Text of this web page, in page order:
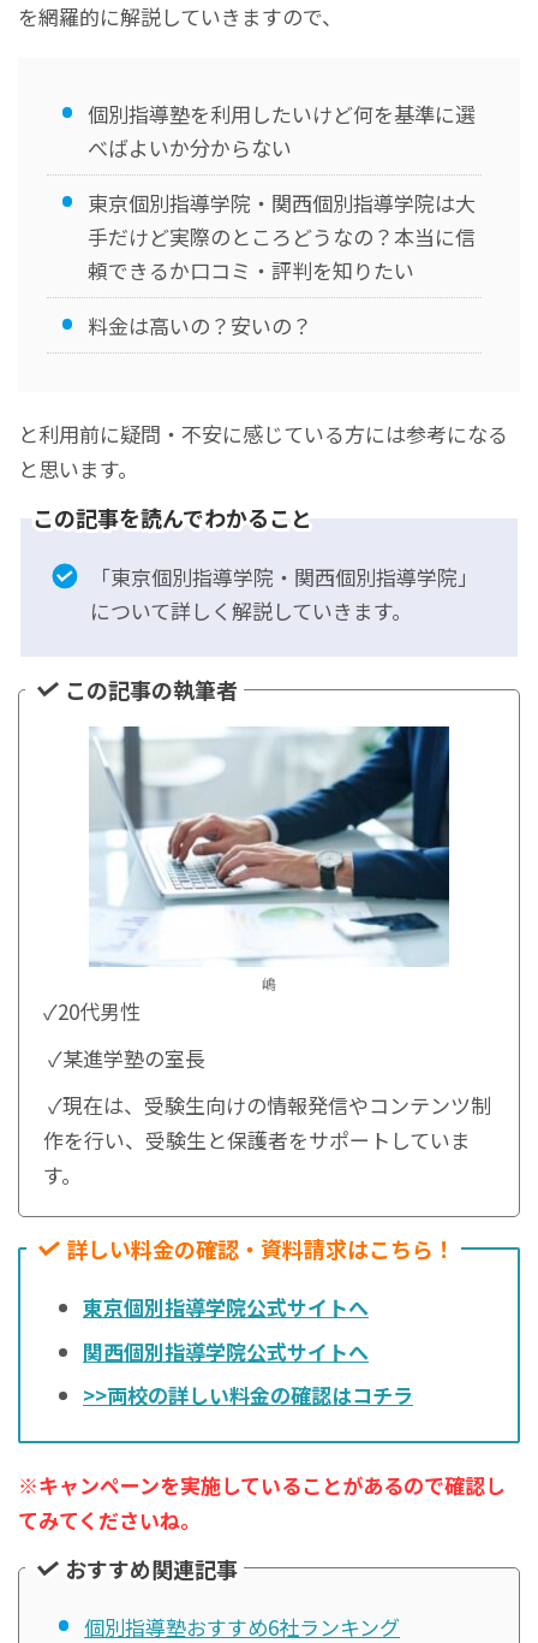
を網羅的に解説していきますので、
個別指導塾を利用したいけど何を基準に選
べばよいか分からない
東京個別指導学院・関西個別指導学院は大
手だけど実際のところどうなの？本当に信
頼できるか口コミ・評判を知りたい
料金は高いの？安いの？
と利用前に疑問・不安に感じている方には参考になる
と思います。
この記事を読んでわかること
「東京個別指導学院・関西個別指導学院」
について詳しく解説していきます。
この記事の執筆者
嶋
✓20代男性
✓某進学塾の室長
✓現在は、受験生向けの情報発信やコンテンツ制
作を行い、受験生と保護者をサポートしていま
す。
詳しい料金の確認・資料請求はこちら！
東京個別指導学院公式サイトへ
関西個別指導学院公式サイトへ
>>両校の詳しい料金の確認はコチラ
※キャンペーンを実施していることがあるので確認し
てみてくださいね。
おすすめ関連記事
個別指導塾おすすめ6社ランキング